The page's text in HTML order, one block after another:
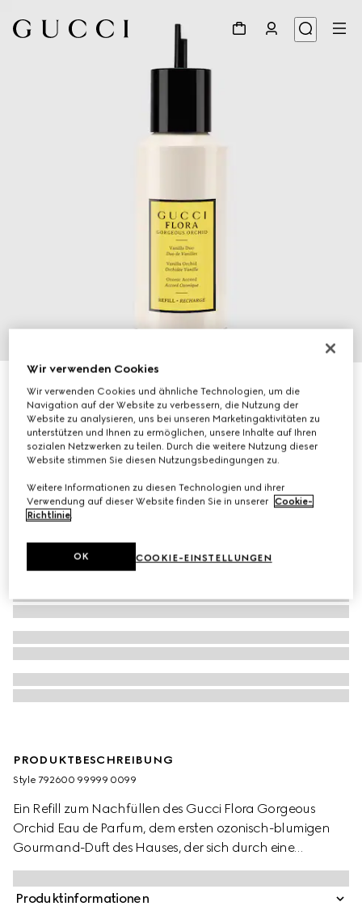
Gucci Flora Gorgeous Orchid, 150 ml, Eau de Parfum
Refill
€ 164
PRODUKTBESCHREIBUNG
Style ‎792600 99999 0099
Ein Refill zum Nachfüllen des Gucci Flora Gorgeous
Orchid Eau de Parfum, dem ersten ozonisch-blumigen
Gourmand-Duft des Hauses, der sich durch eine
innovative Neuinterpretation von Vanille auszeichnet.
Ozonische Akkorde verleihen der vertrauten Süße von
Vanille in diesem Duft eine luftige Note. Diese
Produktinformationen
Wir verwenden Cookies
Wir verwenden Cookies und ähnliche Technologien, um die
Navigation auf der Website zu verbessern, die Nutzung der
Website zu analysieren, uns bei unseren Marketingaktivitäten zu
unterstützen und Ihnen zu ermöglichen, unsere Inhalte auf Ihren
sozialen Netzwerken zu teilen. Durch die weitere Nutzung dieser
Website stimmen Sie diesen Nutzungsbedingungen zu.
Weitere Informationen zu diesen Technologien und ihrer
Verwendung auf dieser Website finden Sie in unserer Cookie-
Richtlinie.
COOKIE-EINSTELLUNGEN
OK